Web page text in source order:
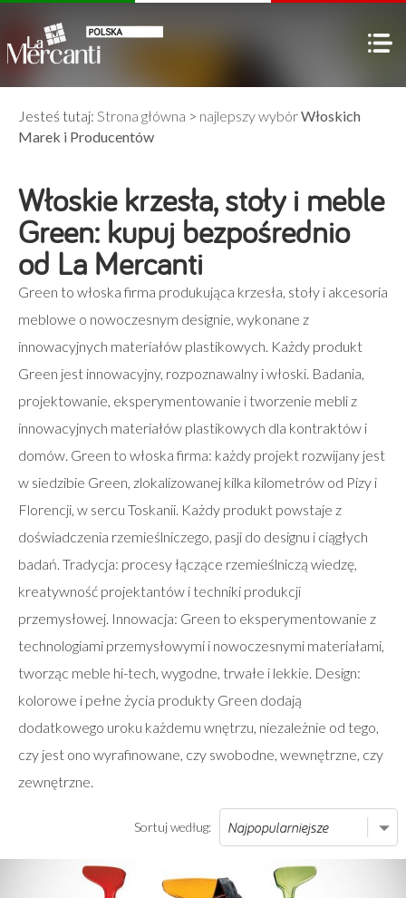
Jesteś tutaj: Strona główna > najlepszy wybórWłoskich
Marek i Producentów
Włoskie krzesła, stoły i meble
Green: kupuj bezpośrednio
od La Mercanti
Green to włoska firma produkująca krzesła, stoły i akcesoria
meblowe o nowoczesnym designie, wykonane z
innowacyjnych materiałów plastikowych. Każdy produkt
Green jest innowacyjny, rozpoznawalny i włoski. Badania,
projektowanie, eksperymentowanie i tworzenie mebli z
innowacyjnych materiałów plastikowych dla kontraktów i
domów. Green to włoska firma: każdy projekt rozwijany jest
w siedzibie Green, zlokalizowanej kilka kilometrów od Pizy i
Florencji, w sercu Toskanii. Każdy produkt powstaje z
doświadczenia rzemieślniczego, pasji do designu i ciągłych
badań. Tradycja: procesy łączące rzemieślniczą wiedzę,
kreatywność projektantów i techniki produkcji
przemysłowej. Innowacja: Green to eksperymentowanie z
technologiami przemysłowymi i nowoczesnymi materiałami,
tworząc meble hi-tech, wygodne, trwałe i lekkie. Design:
kolorowe i pełne życia produkty Green dodają
dodatkowego uroku każdemu wnętrzu, niezależnie od tego,
czy jest ono wyrafinowane, czy swobodne, wewnętrzne, czy
zewnętrzne.
Sortuj według: